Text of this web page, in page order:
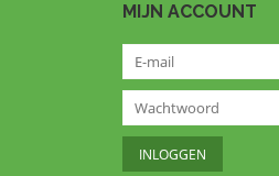
MIJN ACCOUNT